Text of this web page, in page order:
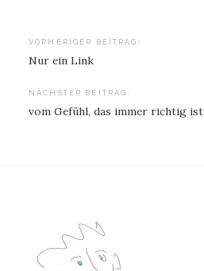
Beitragsnavigation
VORHERIGER BEITRAG:
Nur ein Link
NÄCHSTER BEITRAG:
vom Gefühl, das immer richtig ist